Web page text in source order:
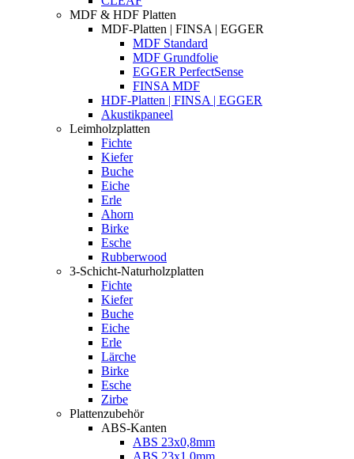
MDF & HDF Platten
MDF-Platten | FINSA | EGGER
MDF Standard
MDF Grundfolie
EGGER PerfectSense
FINSA MDF
HDF-Platten | FINSA | EGGER
Akustikpaneel
Leimholzplatten
Fichte
Kiefer
Buche
Eiche
Erle
Ahorn
Birke
Esche
Rubberwood
3-Schicht-Naturholzplatten
Fichte
Kiefer
Buche
Eiche
Erle
Lärche
Birke
Esche
Zirbe
Plattenzubehör
ABS-Kanten
ABS 23x0,8mm
ABS 23x1,0mm